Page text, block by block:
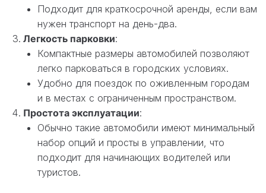
Подходит для краткосрочной аренды, если вам
нужен транспорт на день-два.
Легкость парковки:
Компактные размеры автомобилей позволяют
легко парковаться в городских условиях.
Удобно для поездок по оживленным городам
и в местах с ограниченным пространством.
Простота эксплуатации:
Обычно такие автомобили имеют минимальный
набор опций и просты в управлении, что
подходит для начинающих водителей или
туристов.